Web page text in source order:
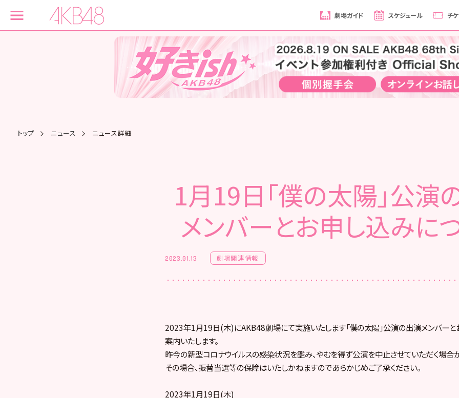
劇場ガイド スケジュール チ
トップ ニュース ニュース詳細
1月19日「僕の太陽」公演
メンバーとお申し込みに
2023.01.13 劇場関連情報
2023年1月19日(木)にAKB48劇場にて実施いたします「僕の太陽」公演の出演メンバー
案内いたします。
昨今の新型コロナウイルスの感染状況を鑑み、やむを得ず公演を中止させていただく場合
その場合、振替当選等の保障はいたしかねますのであらかじめご了承ください。
2023年1月19日(木)